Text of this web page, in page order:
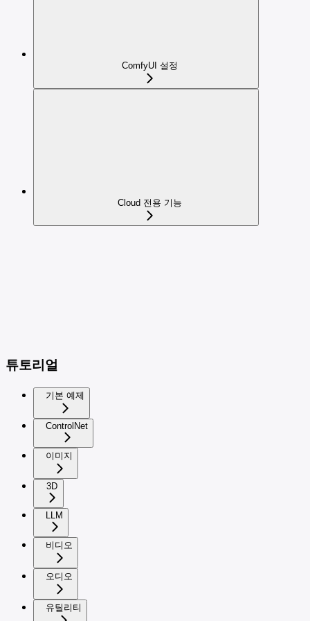
ComfyUI 설정
Cloud 전용 기능
튜토리얼
기본 예제
ControlNet
이미지
3D
LLM
비디오
오디오
유틸리티